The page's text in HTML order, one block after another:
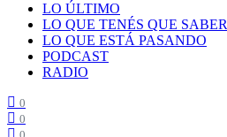
LO ÚLTIMO
LO QUE TENÉS QUE SABER
LO QUE ESTÁ PASANDO
PODCAST
RADIO
0
0